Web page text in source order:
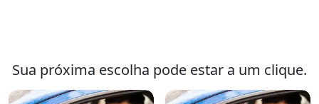
Sua próxima escolha pode estar a um clique.